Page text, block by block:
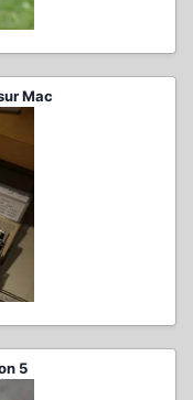
Mac
5